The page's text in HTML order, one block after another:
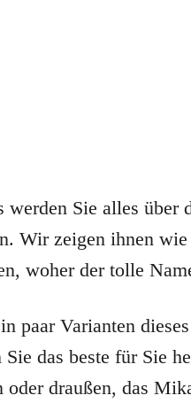
werden Sie alles über
Wir zeigen ihnen
woher der tolle
paar Varianten
Sie das beste für Sie
oder draußen, das